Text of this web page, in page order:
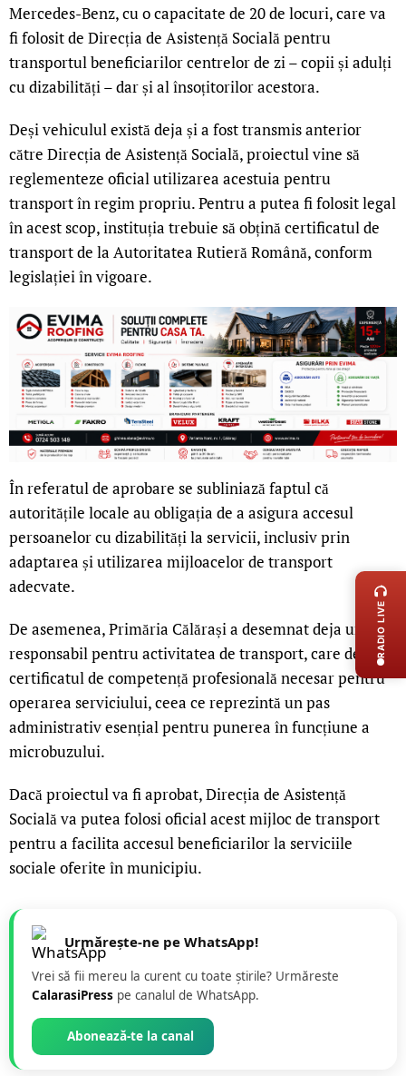
Mercedes-Benz, cu o capacitate de 20 de locuri, care va
fi folosit de Direcția de Asistență Socială pentru
transportul beneficiarilor centrelor de zi – copii și adulți
cu dizabilități – dar și al însoțitorilor acestora.
Deși vehiculul există deja și a fost transmis anterior
către Direcția de Asistență Socială, proiectul vine să
reglementeze oficial utilizarea acestuia pentru
transport în regim propriu. Pentru a putea fi folosit legal
în acest scop, instituția trebuie să obțină certificatul de
transport de la Autoritatea Rutieră Română, conform
legislației în vigoare.
În referatul de aprobare se subliniază faptul că
autoritățile locale au obligația de a asigura accesul
persoanelor cu dizabilități la servicii, inclusiv prin
adaptarea și utilizarea mijloacelor de transport
adecvate.
De asemenea, Primăria Călărași a desemnat deja un
responsabil pentru activitatea de transport, care deține
certificatul de competență profesională necesar pentru
operarea serviciului, ceea ce reprezintă un pas
administrativ esențial pentru punerea în funcțiune a
microbuzului.
Dacă proiectul va fi aprobat, Direcția de Asistență
Socială va putea folosi oficial acest mijloc de transport
pentru a facilita accesul beneficiarilor la serviciile
sociale oferite în municipiu.
Urmărește-ne pe WhatsApp!
Vrei să fii mereu la curent cu toate știrile? Urmăreste
CalarasiPress pe canalul de WhatsApp.
Abonează-te la canal
RADIO LIVE